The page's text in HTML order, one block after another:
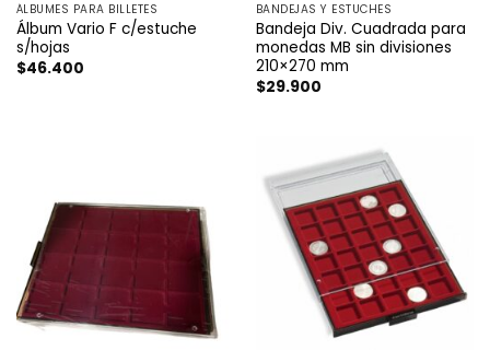
ÁLBUMES PARA BILLETES
Álbum Vario F c/estuche
s/hojas
$46.400
BANDEJAS Y ESTUCHES
Bandeja Div. Cuadrada para
monedas MB sin divisiones
210×270 mm
$29.900